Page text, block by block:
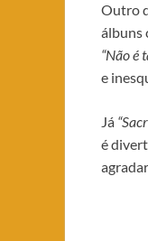
Outro
álbuns
“Não é
e
Já
é